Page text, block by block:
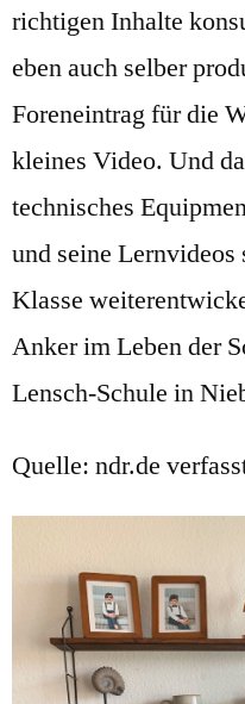
richtigen Inhalte
eben auch selber
Foreneintrag für die
kleines Video. Und
technisches
und seine
Klasse
Anker im Leben der
Lensch-Schule in
Quelle: ndr.de